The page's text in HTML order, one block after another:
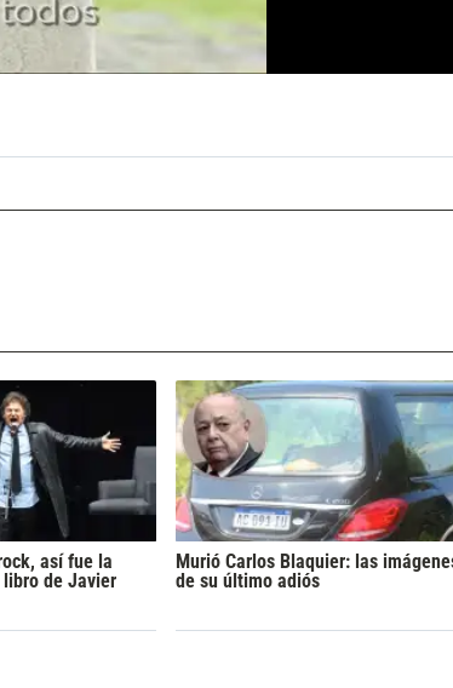
así fue la
de Javier
Murió Carlos Blaquier: las
de su último adiós